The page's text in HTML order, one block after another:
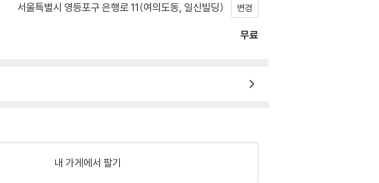
서울특별시 영등포구 은행로 11(여의도동, 일신빌딩) 변경
무료
내 가게에서 팔기